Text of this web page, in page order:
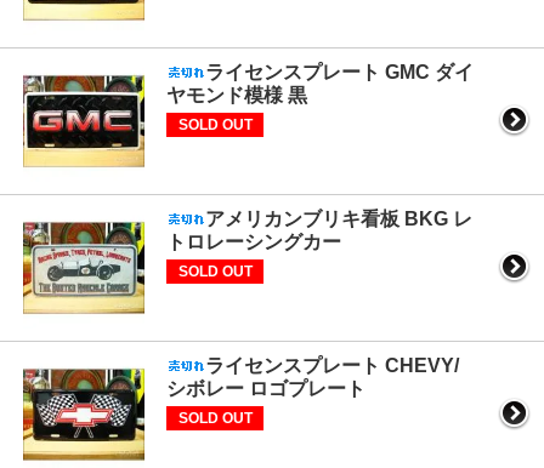
ライセンスプレート GMC ダイ
ヤモンド模様 黒
SOLD OUT
アメリカンブリキ看板 BKG レ
トロレーシングカー
SOLD OUT
ライセンスプレート CHEVY/
シボレー ロゴプレート
SOLD OUT